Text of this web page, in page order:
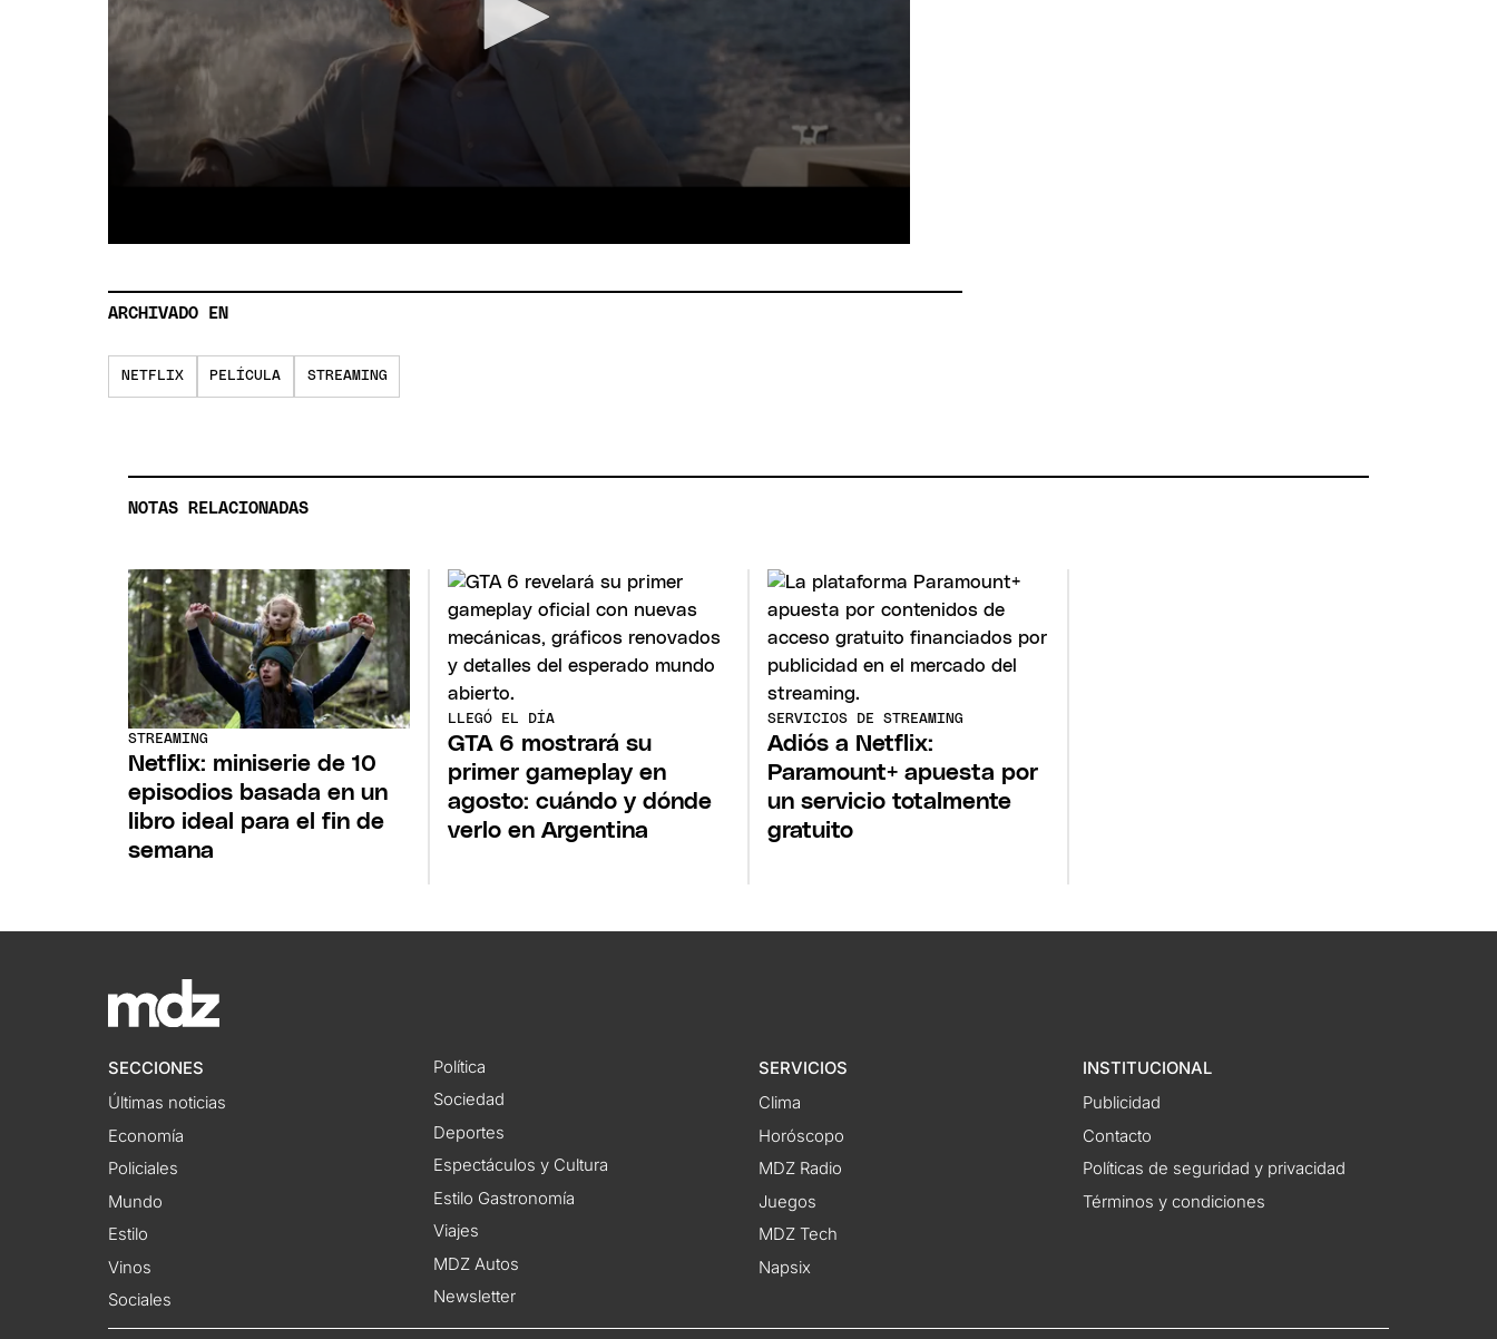
ARCHIVADO EN
NETFLIX PELÍCULA STREAMING
NOTAS RELACIONADAS
STREAMING
Netflix: miniserie de 10
episodios basada en un
libro ideal para el fin de
semana
LLEGÓ EL DÍA
GTA 6 mostrará su
primer gameplay en
agosto: cuándo y dónde
verlo en Argentina
SERVICIOS DE STREAMING
Adiós a Netflix:
Paramount+ apuesta por
un servicio totalmente
gratuito
SECCIONES
Últimas noticias
Economía
Policiales
Mundo
Estilo
Vinos
Sociales
Política
Sociedad
Deportes
Espectáculos y Cultura
Estilo Gastronomía
Viajes
MDZ Autos
Newsletter
SERVICIOS
Clima
Horóscopo
MDZ Radio
Juegos
MDZ Tech
Napsix
INSTITUCIONAL
Publicidad
Contacto
Políticas de seguridad y privacidad
Términos y condiciones